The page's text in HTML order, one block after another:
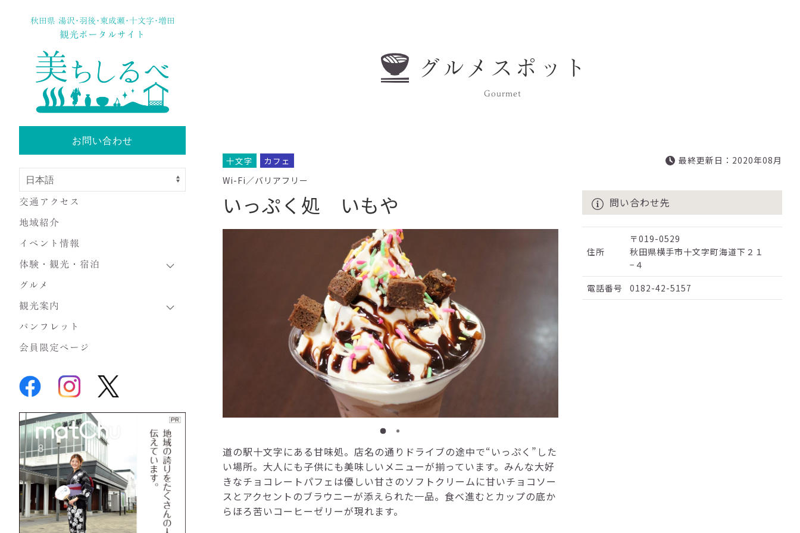
秋田県 湯沢･羽後･東成瀬･十文字･増田
観光ポータルサイト
お問い合わせ
交通アクセス
地域紹介
イベント情報
体験・観光・宿泊
グルメ
観光案内
パンフレット
会員限定ページ
グルメスポット
Gourmet
十文字
カフェ
Wi-Fi／バリアフリー
いっぷく処 いもや
道の駅十文字にある甘味処。店名の通りドライブの途中で“いっぷく”した
い場所。大人にも子供にも美味しいメニューが揃っています。みんな大好
きなチョコレートパフェは優しい甘さのソフトクリームに甘いチョコソー
スとアクセントのブラウニーが添えられた一品。食べ進むとカップの底か
らほろ苦いコーヒーゼリーが現れます。
最終更新日：2020年08月
問い合わせ先
住所
〒019-0529
秋田県横手市十文字町海道下２１
−４
電話番号
0182-42-5157